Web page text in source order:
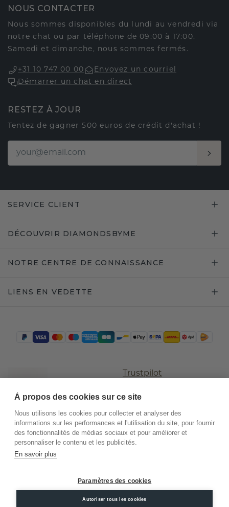
NOUS CONTACTER
Nous sommes disponibles du lundi au vendredi via
notre chat ou par téléphone de 09:00 à 17:00.
Samedi et dimanche, nous sommes fermés.
+31 10 747 00 00
Envoyez un courriel
Démarrer un chat en direct
RESTEZ À JOUR
Tentez de gagner 500 euros de crédit d'achat !
SERVICE CLIENT
DÉCOUVRIR DIAMONDSBYME
NOTRE CENTRE DE CONNAISSANCE
LIENS EN VEDETTE
Trustpilot
.DiamondsByMe
Conditions
Confidentialité
Mentions
À propos des cookies sur ce site
Nous utilisons les cookies pour collecter et analyser des
informations sur les performances et l'utilisation du site, pour fournir
des fonctionnalités de médias sociaux et pour améliorer et
personnaliser le contenu et les publicités.
En savoir plus
Paramètres des cookies
Autoriser tous les cookies